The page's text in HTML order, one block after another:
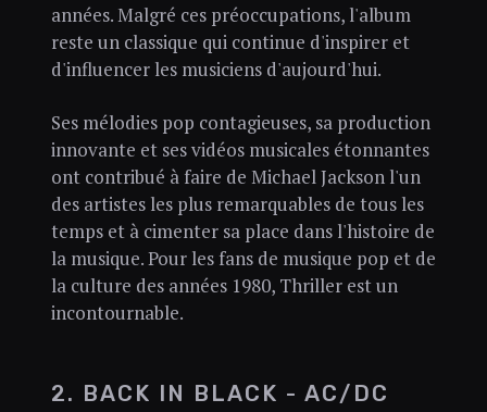
années. Malgré ces préoccupations, l'album
reste un classique qui continue d'inspirer et
d'influencer les musiciens d'aujourd'hui.
Ses mélodies pop contagieuses, sa production
innovante et ses vidéos musicales étonnantes
ont contribué à faire de Michael Jackson l'un
des artistes les plus remarquables de tous les
temps et à cimenter sa place dans l'histoire de
la musique. Pour les fans de musique pop et de
la culture des années 1980, Thriller est un
incontournable.
2. BACK IN BLACK - AC/DC